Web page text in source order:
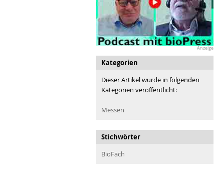
Anzeige
Kategorien
Dieser Artikel wurde in folgenden
Kategorien veröffentlicht:
Messen
Stichwörter
BioFach